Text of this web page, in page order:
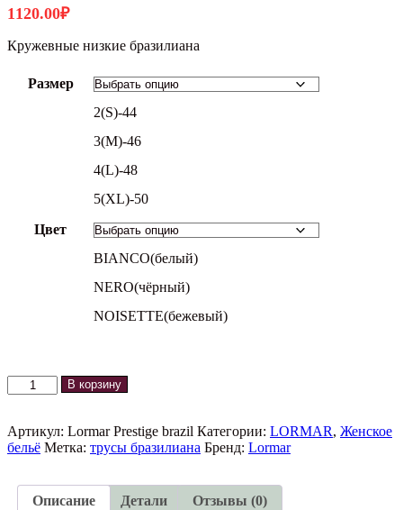
1120.00₽
Кружевные низкие бразилиана
Размер
2(S)-44
3(M)-46
4(L)-48
5(XL)-50
Цвет
BIANCO(белый)
NERO(чёрный)
NOISETTE(бежевый)
Количество
товара
бразилиана
PRESTIGE
В корзину
Артикул: Lormar Prestige brazil Категории: LORMAR, Женское
бельё Метка: трусы бразилиана Бренд: Lormar
Описание Детали Отзывы (0)